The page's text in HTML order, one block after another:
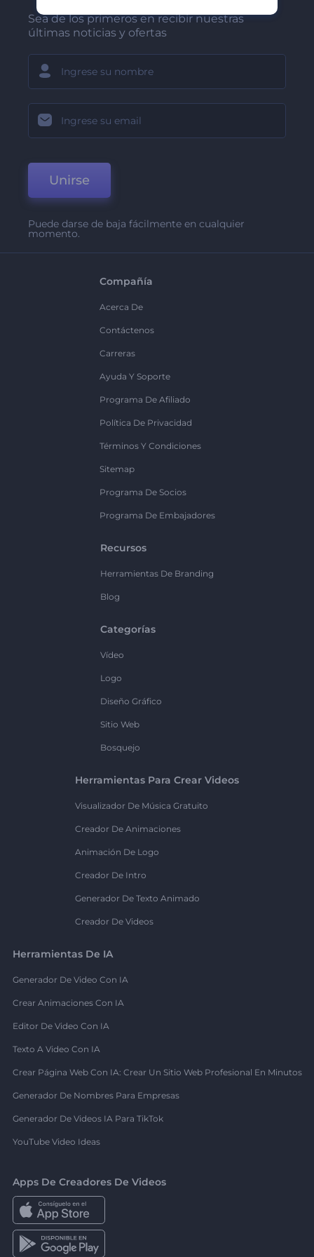
Sea de los primeros en recibir nuestras
últimas noticias y ofertas
Unirse
Puede darse de baja fácilmente en cualquier
momento.
Compañía
Acerca De
Contáctenos
Carreras
Ayuda Y Soporte
Programa De Afiliado
Política De Privacidad
Términos Y Condiciones
Sitemap
Programa De Socios
Programa De Embajadores
Recursos
Herramientas De Branding
Blog
Categorías
Vídeo
Logo
Diseño Gráfico
Sitio Web
Bosquejo
Herramientas Para Crear Videos
Visualizador De Música Gratuito
Creador De Animaciones
Animación De Logo
Creador De Intro
Generador De Texto Animado
Creador De Videos
Herramientas De IA
Generador De Video Con IA
Crear Animaciones Con IA
Editor De Video Con IA
Texto A Video Con IA
Crear Página Web Con IA: Crear Un Sitio Web Profesional En Minutos
Generador De Nombres Para Empresas
Generador De Videos IA Para TikTok
YouTube Video Ideas
Apps De Creadores De Videos